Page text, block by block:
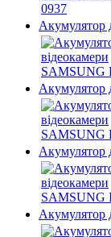
Акумулятор
Акумулятор
Акумулятор
Акумулятор